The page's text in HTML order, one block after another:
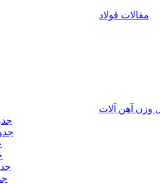
مقالات فولاد
وزن آهن آلات